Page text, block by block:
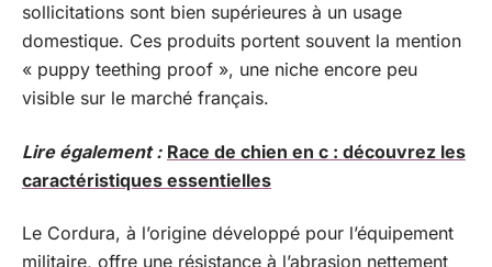
sollicitations sont bien supérieures à un usage
domestique. Ces produits portent souvent la mention
« puppy teething proof », une niche encore peu
visible sur le marché français.
Lire également : Race de chien en c : découvrez les
caractéristiques essentielles
Le Cordura, à l’origine développé pour l’équipement
militaire, offre une résistance à l’abrasion nettement